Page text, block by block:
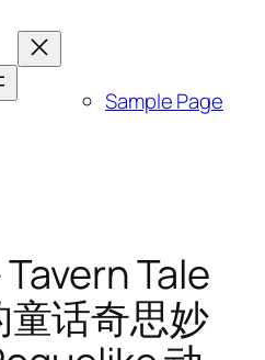
Sample Page
Tale
话奇思妙